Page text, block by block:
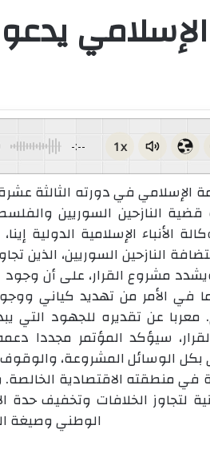
-:-- 1x
الإسلامي في دورته الثالثة
قضية النازحين السوريين
الأنباء الإسلامية الدولية
النازحين السوريين، الذين
مشروع القرار، على أن وجود
في الأمر من تهديد كياني
عن تقديره للجهود التي
سيؤكد المؤتمر مجددا
بكل الوسائل المشروعة،
في منطقته الاقتصادية الخالصة.
لتجاوز الخلافات وتخفيف
الوطني وصيغة